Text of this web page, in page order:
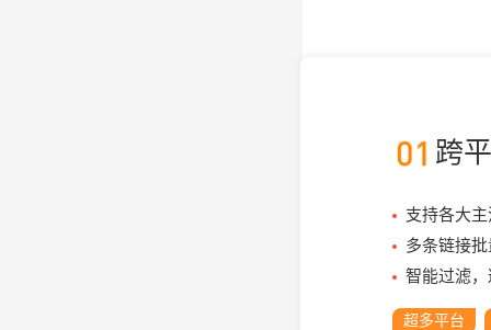
跨
支持各大
多条链接
智能过滤
超多平台